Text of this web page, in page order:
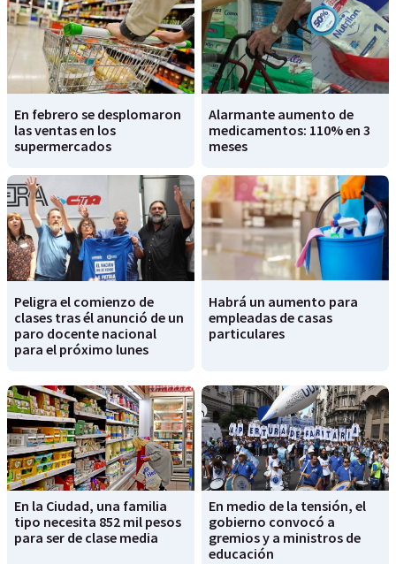
En febrero se desplomaron
las ventas en los
supermercados
Alarmante aumento de
medicamentos: 110% en 3
meses
Peligra el comienzo de
clases tras él anunció de un
paro docente nacional
para el próximo lunes
Habrá un aumento para
empleadas de casas
particulares
En la Ciudad, una familia
tipo necesita 852 mil pesos
para ser de clase media
En medio de la tensión, el
gobierno convocó a
gremios y a ministros de
educación